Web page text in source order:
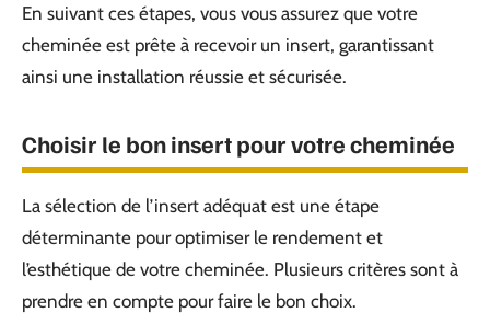
En suivant ces étapes, vous vous assurez que votre
cheminée est prête à recevoir un insert, garantissant
ainsi une installation réussie et sécurisée.
Choisir le bon insert pour votre cheminée
La sélection de l’insert adéquat est une étape
déterminante pour optimiser le rendement et
l’esthétique de votre cheminée. Plusieurs critères sont à
prendre en compte pour faire le bon choix.